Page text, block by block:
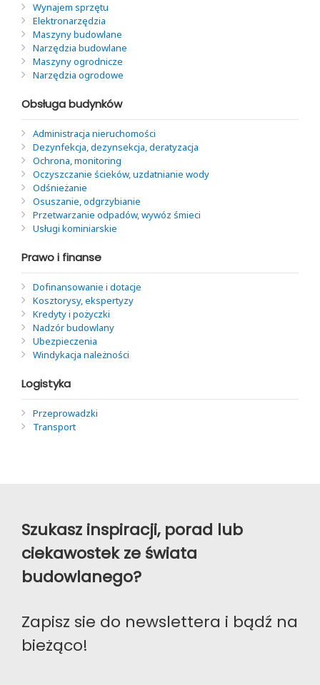
Wynajem sprzętu
Elektronarzędzia
Maszyny budowlane
Narzędzia budowlane
Maszyny ogrodnicze
Narzędzia ogrodowe
Obsługa budynków
Administracja nieruchomości
Dezynfekcja, dezynsekcja, deratyzacja
Ochrona, monitoring
Oczyszczanie ścieków, uzdatnianie wody
Odśnieżanie
Osuszanie, odgrzybianie
Przetwarzanie odpadów, wywóz śmieci
Usługi kominiarskie
Prawo i finanse
Dofinansowanie i dotacje
Kosztorysy, ekspertyzy
Kredyty i pożyczki
Nadzór budowlany
Ubezpieczenia
Windykacja należności
Logistyka
Przeprowadzki
Transport
Szukasz inspiracji, porad lub
ciekawostek ze świata
budowlanego?
Zapisz sie do newslettera i bądź na
bieżąco!